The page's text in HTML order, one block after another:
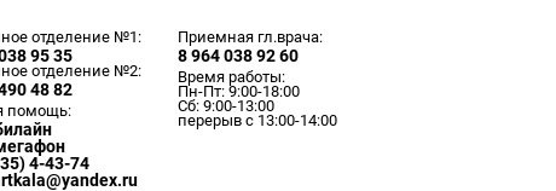
отделение №1:
95 35
отделение №2:
48 82
помощь:
4-43-74
Приемная гл.врача:
8 964 038 92 60
Время работы:
Пн-Пт: 9:00-18:00
Сб: 9:00-13:00
перерыв с 13:00-14:00